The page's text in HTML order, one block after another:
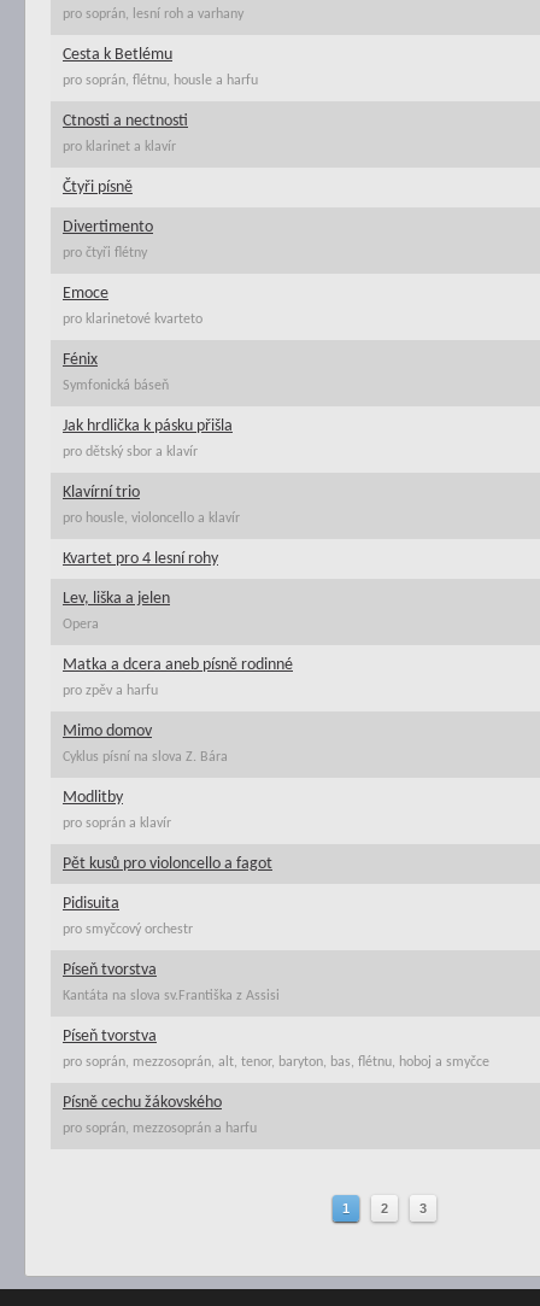
pro soprán, lesní roh a varhany
Cesta k Betlému
pro soprán, flétnu, housle a harfu
Ctnosti a nectnosti
pro klarinet a klavír
Čtyři písně
Divertimento
pro čtyři flétny
Emoce
pro klarinetové kvarteto
Fénix
Symfonická báseň
Jak hrdlička k pásku přišla
pro dětský sbor a klavír
Klavírní trio
pro housle, violoncello a klavír
Kvartet pro 4 lesní rohy
Lev, liška a jelen
Opera
Matka a dcera aneb písně rodinné
pro zpěv a harfu
Mimo domov
Cyklus písní na slova Z. Bára
Modlitby
pro soprán a klavír
Pět kusů pro violoncello a fagot
Pidisuita
pro smyčcový orchestr
Píseň tvorstva
Kantáta na slova sv.Františka z Assisi
Píseň tvorstva
pro soprán, mezzosoprán, alt, tenor, baryton, bas, flétnu, hoboj a smyčce
Písně cechu žákovského
pro soprán, mezzosoprán a harfu
1 2 3